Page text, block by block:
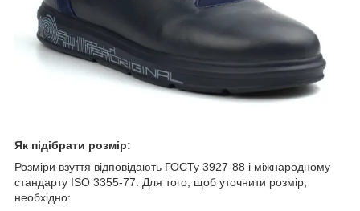
Як підібрати розмір:
Розміри взуття відповідають ГОСТу 3927-88 і міжнародному
стандарту ISO 3355-77. Для того, щоб уточнити розмір,
необхідно: